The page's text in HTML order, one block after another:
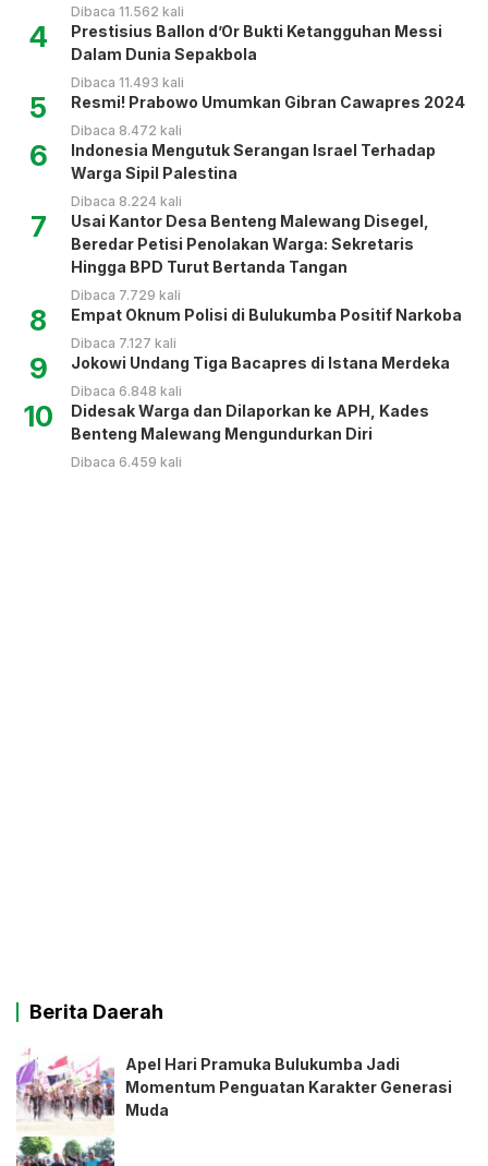
Dibaca 11.562 kali
4
Prestisius Ballon d’Or Bukti Ketangguhan Messi
Dalam Dunia Sepakbola
Dibaca 11.493 kali
5 Resmi! Prabowo Umumkan Gibran Cawapres 2024
Dibaca 8.472 kali
6
Indonesia Mengutuk Serangan Israel Terhadap
Warga Sipil Palestina
Dibaca 8.224 kali
7
Usai Kantor Desa Benteng Malewang Disegel,
Beredar Petisi Penolakan Warga: Sekretaris
Hingga BPD Turut Bertanda Tangan
Dibaca 7.729 kali
8 Empat Oknum Polisi di Bulukumba Positif Narkoba
Dibaca 7.127 kali
9 Jokowi Undang Tiga Bacapres di Istana Merdeka
Dibaca 6.848 kali
10
Didesak Warga dan Dilaporkan ke APH, Kades
Benteng Malewang Mengundurkan Diri
Dibaca 6.459 kali
Berita Daerah
Apel Hari Pramuka Bulukumba Jadi
Momentum Penguatan Karakter Generasi
Muda